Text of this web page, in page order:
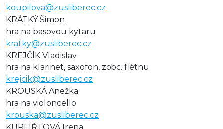
koupilova@zusliberec.cz
KRÁTKÝ Šimon
hra na basovou kytaru
kratky@zusliberec.cz
KREJČÍK Vladislav
hra na klarinet, saxofon, zobc. flétnu
krejcik@zusliberec.cz
KROUSKÁ Anežka
hra na violoncello
krouska@zusliberec.cz
KURFIŘTOVÁ Irena